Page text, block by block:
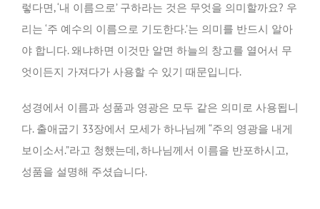
렇다면, ‘내 이름으로’ 구하라는 것은 무엇을 의미할까요? 우
리는 ‘주 예수의 이름으로 기도한다.’는 의미를 반드시 알아
야 합니다. 왜냐하면 이것만 알면 하늘의 창고를 열어서 무
엇이든지 가져다가 사용할 수 있기 때문입니다.
성경에서 이름과 성품과 영광은 모두 같은 의미로 사용됩니
다. 출애굽기 33장에서 모세가 하나님께 “주의 영광을 내게
보이소서.”라고 청했는데, 하나님께서 이름을 반포하시고,
성품을 설명해 주셨습니다.